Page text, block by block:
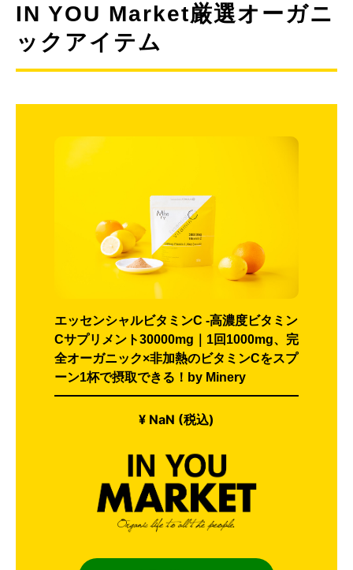
IN YOU Market厳選オーガニ
ックアイテム
エッセンシャルビタミンC -高濃度ビタミン
Cサプリメント30000mg｜1回1000mg、完
全オーガニック×非加熱のビタミンCをスプ
ーン1杯で摂取できる！by Minery
¥ NaN (税込)